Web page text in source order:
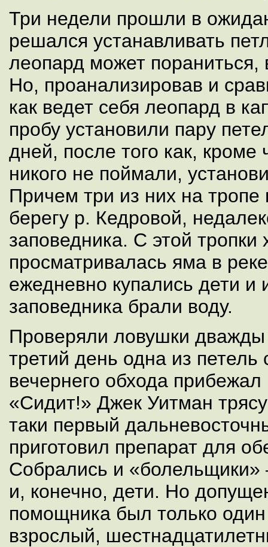
Три недели прошли в
решался устанавливать
леопард может пораниться,
Но, проанализировав и
как ведет себя леопард в
пробу установили пару
дней, после того как, кроме
никого не поймали,
Причем три из них на
берегу р. Кедровой,
заповедника. С этой тропки
просматривалась яма в
ежедневно купались дети и
заповедника брали воду.
Проверяли ловушки
третий день одна из
вечернего обхода
«Сидит!» Джек Уитман
таки первый
приготовил препарат для
Собрались и
и, конечно, дети. Но
помощника был только
взрослый,